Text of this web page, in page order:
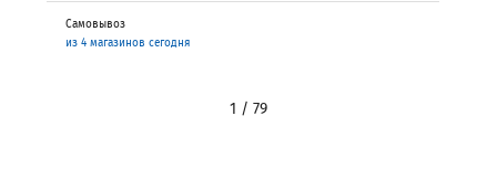
Самовывоз
из 4 магазинов сегодня
1 / 79